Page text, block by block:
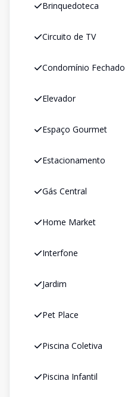
Brinquedoteca
Circuito de TV
Condomínio Fechado
Elevador
Espaço Gourmet
Estacionamento
Gás Central
Home Market
Interfone
Jardim
Pet Place
Piscina Coletiva
Piscina Infantil